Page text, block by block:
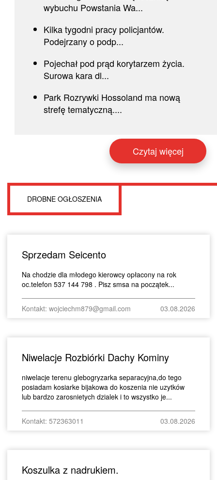
wybuchu Powstania Wa...
Kilka tygodni pracy policjantów.
Podejrzany o podp...
Pojechał pod prąd korytarzem życia.
Surowa kara dl...
Park Rozrywki Hossoland ma nową
strefę tematyczną....
Czytaj więcej
DROBNE OGŁOSZENIA
Sprzedam Seicento
Na chodzie dla młodego kierowcy opłacony na rok
oc.telefon 537 144 798 . Pisz smsa na początek...
Kontakt: wojciechm879@gmail.com 03.08.2026
Niwelacje Rozbiórki Dachy Kominy
niwelacje terenu glebogryzarka separacyjna,do tego
posiadam kosiarke bijakowa do koszenia nie uzytków
lub bardzo zarosnietych dzialek i to wszystko je...
Kontakt: 572363011 03.08.2026
Koszulka z nadrukiem.